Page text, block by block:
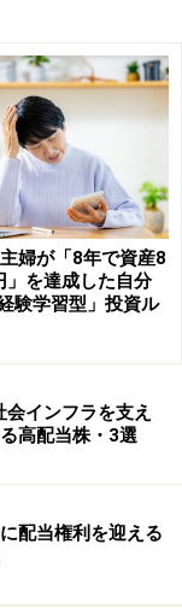
えているものも
株主しかもらえ
となれません。
どこにもありま
ができます。会
会社の利益をも
資信託を通じて
配当を得られま
ります。かつて
7％のペースで
ぶれませんし、
。10年も預ける
婦が「8年で資産8
」を達成した自分
験学習型」投資ル
インフラを支え
高配当株・3選
配当権利を迎える